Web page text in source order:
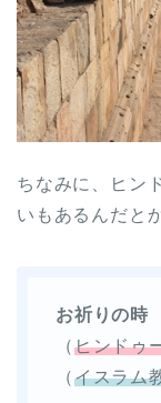
ちなみに、ヒン
いもあるんだとか
お祈りの時
（ヒンドゥ
（イスラム